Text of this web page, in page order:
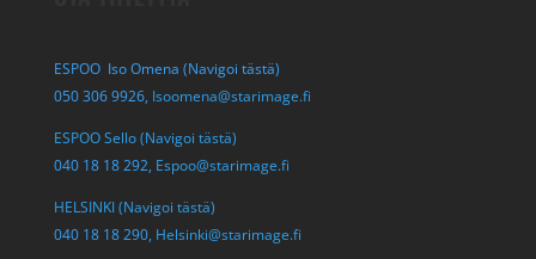
ESPOO Iso Omena (Navigoi tästä)
050 306 9926, Isoomena@starimage.fi
ESPOO Sello (Navigoi tästä)
040 18 18 292, Espoo@starimage.fi
HELSINKI (Navigoi tästä)
040 18 18 290, Helsinki@starimage.fi